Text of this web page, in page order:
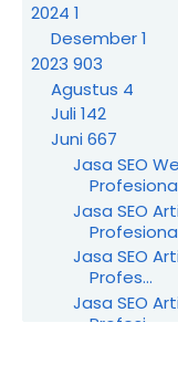
2024 1
Desember1
2023 903
Agustus 4
Juli142
Juni667
Jasa SEO
Jasa SEO
Jasa SEO
Profes...
Jasa SEO
Profesi...